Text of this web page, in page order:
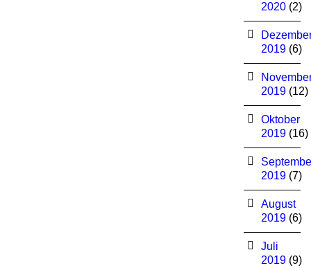
2020 (2)
2019 (6)
2019 (12)
Oktober
2019 (16)
2019 (7)
August
2019 (6)
Juli
2019 (9)